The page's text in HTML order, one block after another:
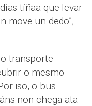
tíñaa que levar
move un dedo”,
transporte
o mesmo
iso, o bus
non chega ata